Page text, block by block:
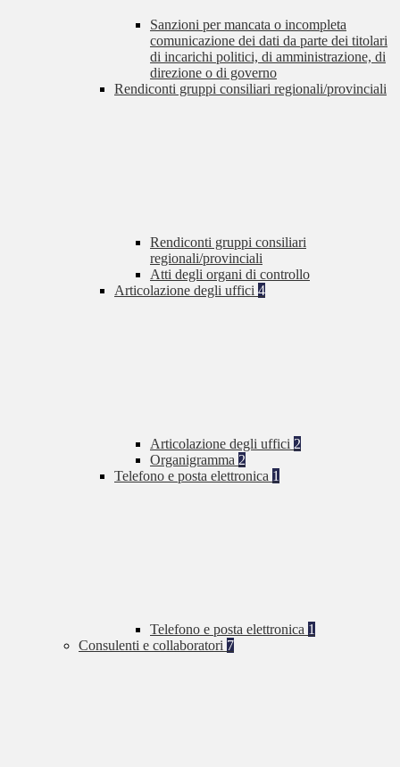
Sanzioni per mancata o incompleta
comunicazione dei dati da parte dei titolari
di incarichi politici, di amministrazione, di
direzione o di governo
Rendiconti gruppi consiliari regionali/provinciali
Rendiconti gruppi consiliari
regionali/provinciali
Atti degli organi di controllo
Articolazione degli uffici 4
Articolazione degli uffici 2
Organigramma 2
Telefono e posta elettronica 1
Telefono e posta elettronica 1
Consulenti e collaboratori 7